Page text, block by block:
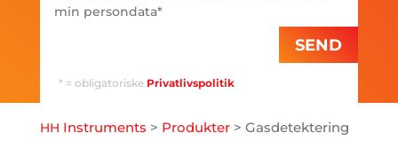
min persondata*
SEND
* = obligatoriske Privatlivspolitik
HH Instruments > Produkter> Gasdetektering